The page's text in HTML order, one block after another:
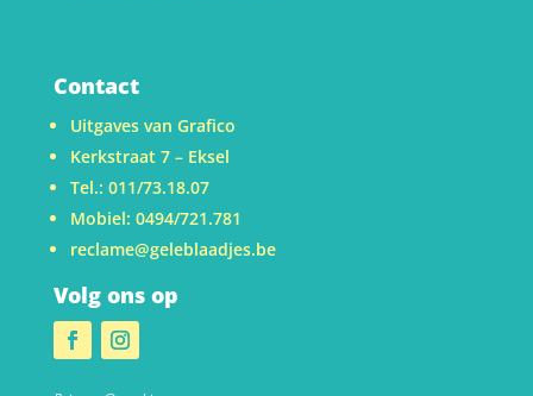
Contact
Uitgaves van Grafico
Kerkstraat 7 – Eksel
Tel.: 011/73.18.07
Mobiel: 0494/721.781
reclame@geleblaadjes.be
Volg ons op